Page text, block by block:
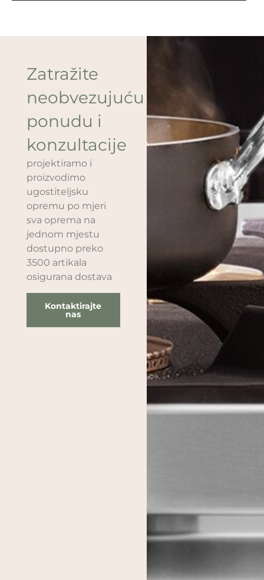
Zatražite
neobvezujuću
ponudu i
konzultacije
projektiramo i
proizvodimo
ugostiteljsku
opremu po mjeri
sva oprema na
jednom mjestu
dostupno preko
3500 artikala
osigurana dostava
Kontaktirajte
nas